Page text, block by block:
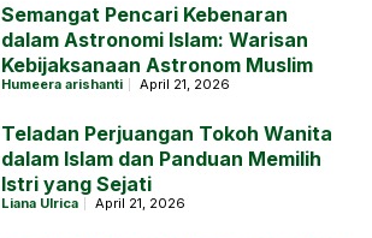
Semangat Pencari Kebenaran
dalam Astronomi Islam: Warisan
Kebijaksanaan Astronom Muslim
Humeera arishanti April 21, 2026
Teladan Perjuangan Tokoh Wanita
dalam Islam dan Panduan Memilih
Istri yang Sejati
Liana Ulrica April 21, 2026